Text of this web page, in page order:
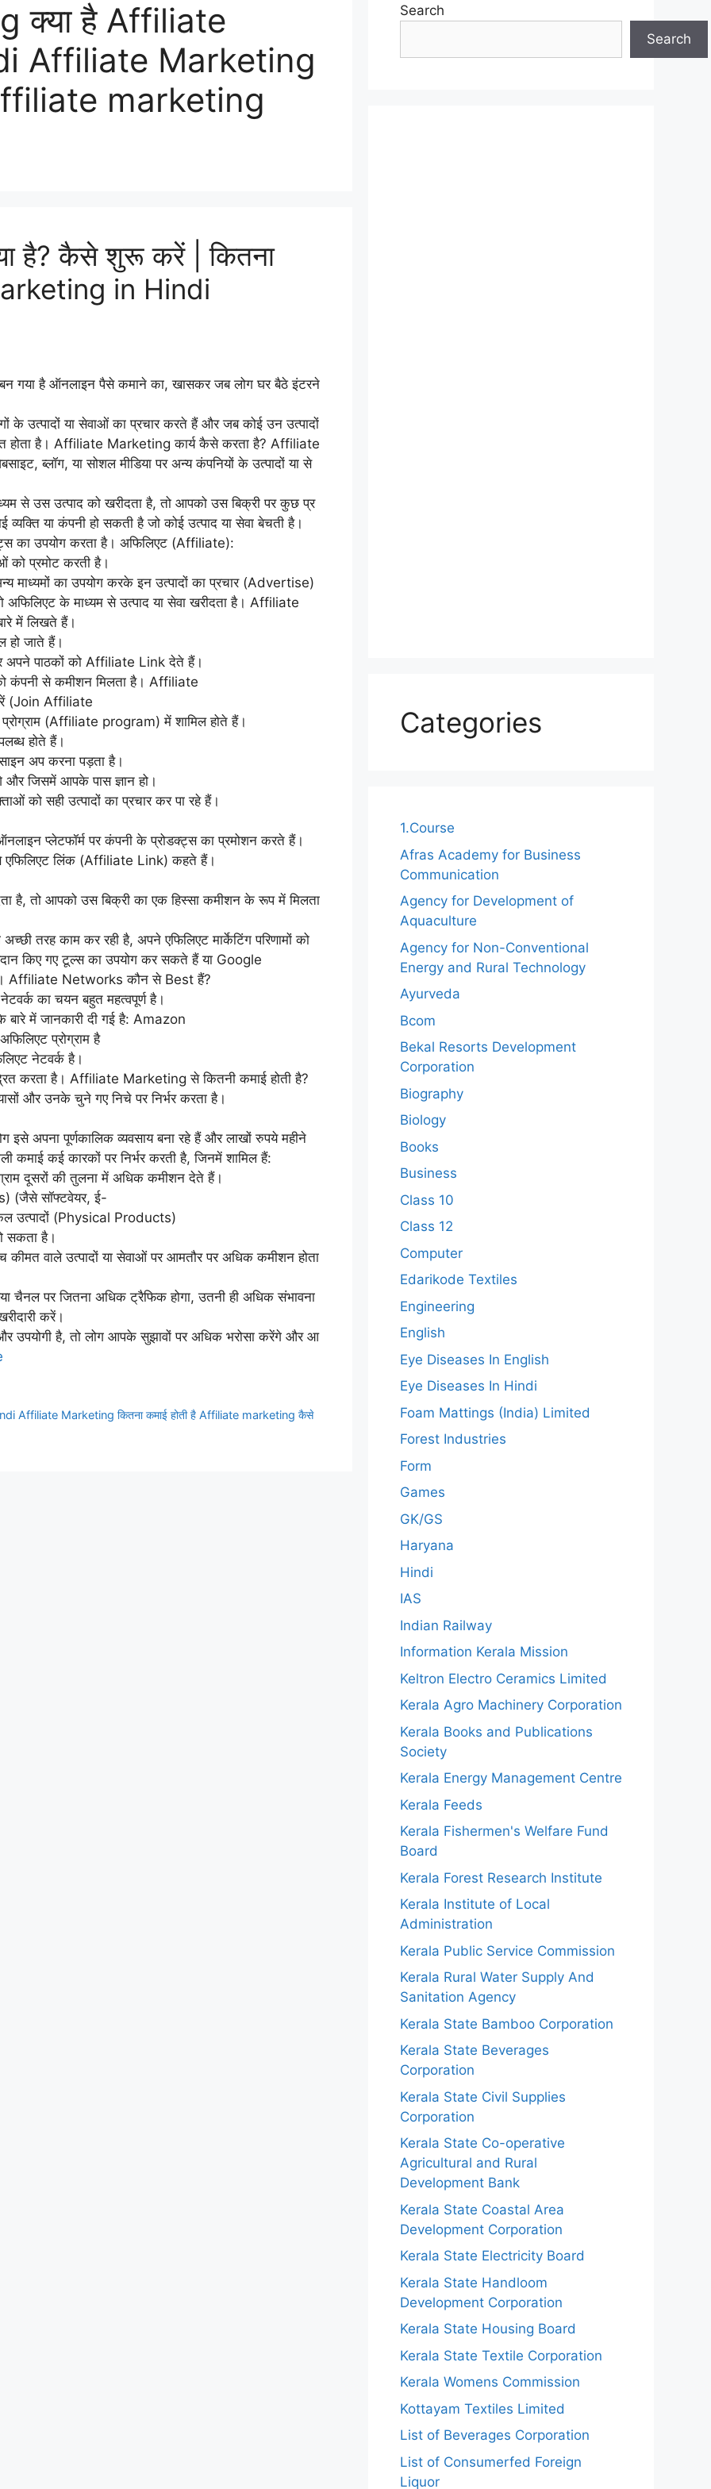
क्या है Affiliate
Affiliate Marketing
marketing
है? कैसे शुरू करें | कितना
in Hindi
गया है ऑनलाइन पैसे कमाने का, खासकर जब लोग घर बैठे इंटरने
के उत्पादों या सेवाओं का प्रचार करते हैं और जब कोई उन उत्पादों
होता है। Affiliate Marketing कार्य कैसे करता है? Affiliate
ब्लॉग, या सोशल मीडिया पर अन्य कंपनियों के उत्पादों या से
से उस उत्पाद को खरीदता है, तो आपको उस बिक्री पर कुछ प्र
या कंपनी हो सकती है जो कोई उत्पाद या सेवा बेचती है।
का उपयोग करता है। अफिलिएट (Affiliate):
को प्रमोट करती है।
माध्यमों का उपयोग करके इन उत्पादों का प्रचार (Advertise)
के माध्यम से उत्पाद या सेवा खरीदता है। Affiliate
में लिखते हैं।
हो जाते हैं।
अपने पाठकों को Affiliate Link देते हैं।
कंपनी से कमीशन मिलता है। Affiliate
(Join Affiliate
(Affiliate program) में शामिल होते हैं।
होते हैं।
अप करना पड़ता है।
जिसमें आपके पास ज्ञान हो।
को सही उत्पादों का प्रचार कर पा रहे हैं।
प्लेटफॉर्म पर कंपनी के प्रोडक्ट्स का प्रमोशन करते हैं।
एफिलिएट लिंक (Affiliate Link) कहते हैं।
है, तो आपको उस बिक्री का एक हिस्सा कमीशन के रूप में मिलता
तरह काम कर रही है, अपने एफिलिएट मार्केटिंग परिणामों को
किए गए टूल्स का उपयोग कर सकते हैं या Google
Affiliate Networks कौन से Best हैं?
का चयन बहुत महत्वपूर्ण है।
बारे में जानकारी दी गई है: Amazon
प्रोग्राम है
नेटवर्क है।
करता है। Affiliate Marketing से कितनी कमाई होती है?
और उनके चुने गए निचे पर निर्भर करता है।
अपना पूर्णकालिक व्यवसाय बना रहे हैं और लाखों रुपये महीने
कई कारकों पर निर्भर करती है, जिनमें शामिल हैं:
दूसरों की तुलना में अधिक कमीशन देते हैं।
(जैसे सॉफ्टवेयर, ई-
उत्पादों (Physical Products)
सकता है।
कीमत वाले उत्पादों या सेवाओं पर आमतौर पर अधिक कमीशन होता
चैनल पर जितना अधिक ट्रैफिक होगा, उतनी ही अधिक संभावना
करें।
उपयोगी है, तो लोग आपके सुझावों पर अधिक भरोसा करेंगे और आ
Affiliate Marketing कितना कमाई होती है Affiliate marketing कैसे
Search
Search
Categories
1.Course
Afras Academy for Business
Communication
Agency for Development of
Aquaculture
Agency for Non-Conventional
Energy and Rural Technology
Ayurveda
Bcom
Bekal Resorts Development
Corporation
Biography
Biology
Books
Business
Class 10
Class 12
Computer
Edarikode Textiles
Engineering
English
Eye Diseases In English
Eye Diseases In Hindi
Foam Mattings (India) Limited
Forest Industries
Form
Games
GK/GS
Haryana
Hindi
IAS
Indian Railway
Information Kerala Mission
Keltron Electro Ceramics Limited
Kerala Agro Machinery Corporation
Kerala Books and Publications
Society
Kerala Energy Management Centre
Kerala Feeds
Kerala Fishermen's Welfare Fund
Board
Kerala Forest Research Institute
Kerala Institute of Local
Administration
Kerala Public Service Commission
Kerala Rural Water Supply And
Sanitation Agency
Kerala State Bamboo Corporation
Kerala State Beverages
Corporation
Kerala State Civil Supplies
Corporation
Kerala State Co-operative
Agricultural and Rural
Development Bank
Kerala State Coastal Area
Development Corporation
Kerala State Electricity Board
Kerala State Handloom
Development Corporation
Kerala State Housing Board
Kerala State Textile Corporation
Kerala Womens Commission
Kottayam Textiles Limited
List of Beverages Corporation
List of Consumerfed Foreign
Liquor